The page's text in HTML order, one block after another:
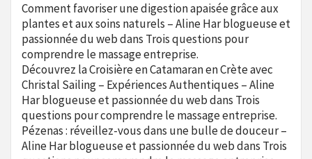
Comment favoriser une digestion apaisée grâce aux
plantes et aux soins naturels – Aline Har blogueuse et
passionnée du webdans Trois questions pour
comprendre le massage entreprise.
Découvrez la Croisière en Catamaran en Crète avec
Christal Sailing – Expériences Authentiques – Aline
Har blogueuse et passionnée du webdans Trois
questions pour comprendre le massage entreprise.
Pézenas : réveillez-vous dans une bulle de douceur –
Aline Har blogueuse et passionnée du webdans Trois